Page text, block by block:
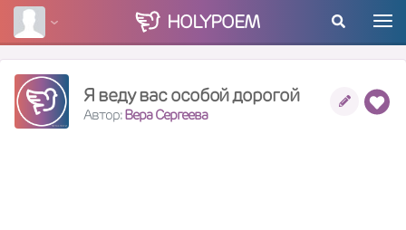
HOLYPOEM
Я веду вас особой дорогой
Автор:Вера Сергеева